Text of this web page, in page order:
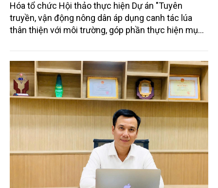
Hóa tổ chức Hội thảo thực hiện Dự án "Tuyên
truyền, vận động nông dân áp dụng canh tác lúa
thân thiện với môi trường, góp phần thực hiện mục
trình thu hút sự tham gia của đông đảo đại biểu đến
từ các cơ quan quản lý nhà nước, đơn vị nghiên cứu,
doanh nghiệp, hợp tác xã và nông dân đang trực
tiếp triển khai mô hình sản xuất lúa phát thải thấp.